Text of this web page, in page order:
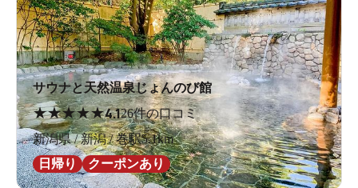
サウナと天然温泉じょんのび館
★★★★★4.126件の口コミ
新潟県 / 新潟 / 巻駅5.1km
日帰り
クーポンあり